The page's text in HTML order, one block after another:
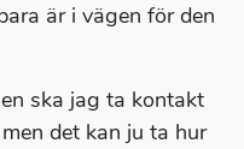
är i vägen för den
ska jag ta kontakt
det kan ju ta hur